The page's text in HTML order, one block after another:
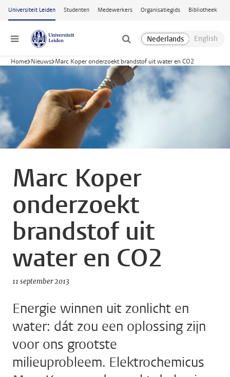
Ga naar hoofdinhoud
Universiteit Leiden Studenten Medewerkers Organisatiegids Bibliotheek
Menu
Home Nieuws Marc Koper onderzoekt brandstof uit water en CO2
Marc Koper
onderzoekt
brandstof uit
water en CO2
11 september 2013
Energie winnen uit zonlicht en
water: dát zou een oplossing zijn
voor ons grootste
milieuprobleem. Elektrochemicus